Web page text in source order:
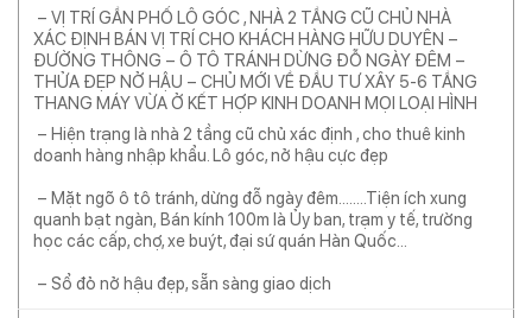
– VỊ TRÍ GẦN PHỐ LÔ GÓC , NHÀ 2 TẦNG CŨ CHỦ NHÀ
XÁC ĐỊNH BÁN VỊ TRÍ CHO KHÁCH HÀNG HỮU DUYÊN –
ĐƯỜNG THÔNG – Ô TÔ TRÁNH DỪNG ĐỖ NGÀY ĐÊM –
THỬA ĐẸP NỞ HẬU – CHỦ MỚI VỀ ĐẦU TƯ XÂY 5-6 TẦNG
THANG MÁY VỪA Ở KẾT HỢP KINH DOANH MỌI LOẠI HÌNH
– Hiện trạng là nhà 2 tầng cũ chủ xác định , cho thuê kinh
doanh hàng nhập khẩu. Lô góc, nở hậu cực đẹp
– Mặt ngõ ô tô tránh, dừng đỗ ngày đêm……..Tiện ích xung
quanh bạt ngàn, Bán kính 100m là Ủy ban, trạm y tế, trường
học các cấp, chợ, xe buýt, đại sứ quán Hàn Quốc…
– Sổ đỏ nở hậu đẹp, sẵn sàng giao dịch